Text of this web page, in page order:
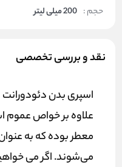
حجم : 200 میلی لیتر
نقد و بررسی تخصصی
اسپری بدن
علاوه بر خواص عموم
معطر بوده که به
می‌شوند. اگر می